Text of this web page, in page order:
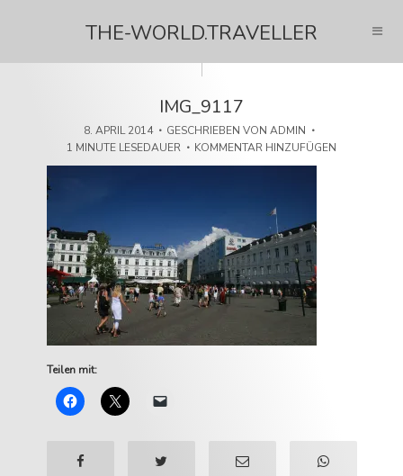
THE-WORLD.TRAVELLER
IMG_9117
8. APRIL 2014 GESCHRIEBEN VON ADMIN
1 MINUTE LESEDAUER
KOMMENTAR HINZUFÜGEN
Teilen mit: